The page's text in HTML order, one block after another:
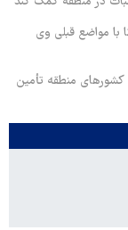
با مواضع قبلی وی
منطقه تأمین